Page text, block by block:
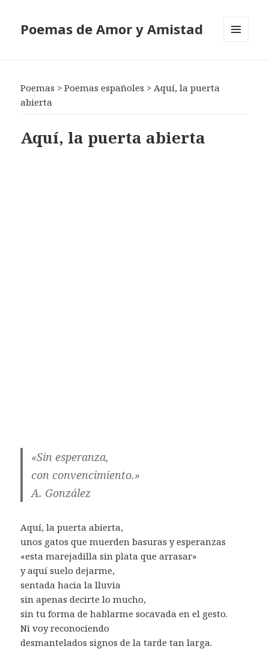
Poemas de Amor y Amistad
Poemas >Poemas españoles >Aquí, la puerta
abierta
Aquí, la puerta abierta
«Sin esperanza,
con convencimiento.»
A. González
Aquí, la puerta abierta,
unos gatos que muerden basuras y esperanzas
«esta marejadilla sin plata que arrasar»
y aquí suelo dejarme,
sentada hacia la lluvia
sin apenas decirte lo mucho,
sin tu forma de hablarme socavada en el gesto.
Ni voy reconociendo
desmantelados signos de la tarde tan larga.